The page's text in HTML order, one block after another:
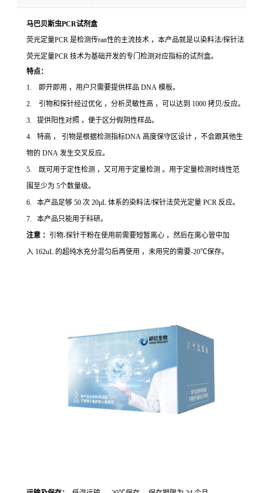
马巴贝斯虫PCR试剂盒
荧光定量PCR 是检测传ran性的主流技术 ，本产品就是以染料法/探针法
荧光定量PCR 技术为基础开发的专门检测对应指标的试剂盒。
特点：
1. 即开即用 ，用户只需要提供样品 DNA 模板。
2. 引物和探针经过优化 ，分析灵敏性高 ，可以达到 1000 拷贝/反应。
3. 提供阳性对照 ，便于区分假阴性样品。
4. 特高 ， 引物是根据检测指标DNA 高度保守区设计 ，不会跟其他生
物的 DNA 发生交叉反应。
5. 既可用于定性检测 ，又可用于定量检测 。用于定量检测时线性范
围至少为 5个数量级。
6. 本产品足够 50 次 20μL 体系的染料法/探针法荧光定量 PCR 反应。
7. 本产品只能用于科研。
注意 ： 引物-探针干粉在使用前需要短暂离心 ，然后在离心管中加
入 162uL 的超纯水充分混匀后再使用 ，未用完的需要-20℃保存。